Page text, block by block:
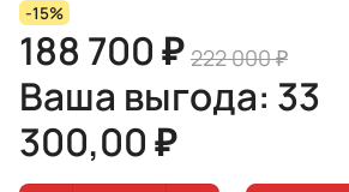
-15%
188 700 ₽ 222 000 ₽
Ваша выгода: 33
300,00 ₽